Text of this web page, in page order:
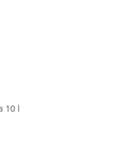
10 l